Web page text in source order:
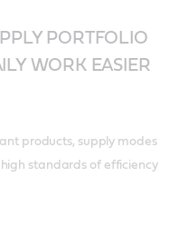
PORTFOLIO
WORK EASIER
products, supply modes
standards of efficiency